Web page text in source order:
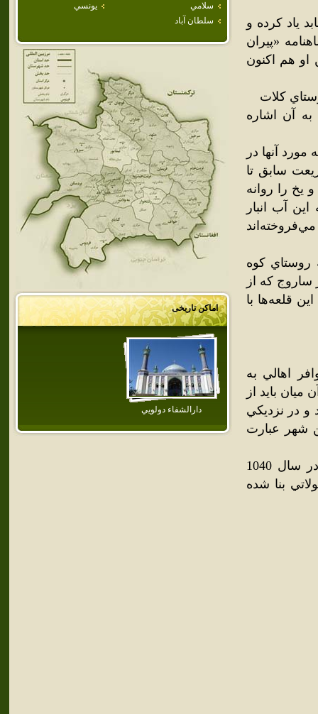
سلامي
يونسي
سلطان آباد
اماکن تاریخی
دارالشفاء دولويي
ياد کرده و
«پيران
او هم اکنون
کلات
به آن اشاره
آنها در
سابق تا
و يخ را روانه
آب انبار
روستاي کوه
که از
قلعه‌ها با
وافر اهالي به
بايد از
و در نزديکي
شهر عبارت
مسجد جامع: يکي از آثار قديمي اين شهر مسجد جامع است که در سال 1040
بنا شده